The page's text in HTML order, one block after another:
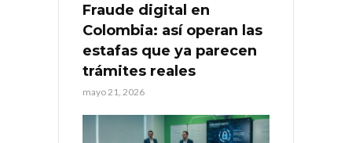
Fraude digital en
Colombia: así operan las
estafas que ya parecen
trámites reales
mayo 21, 2026